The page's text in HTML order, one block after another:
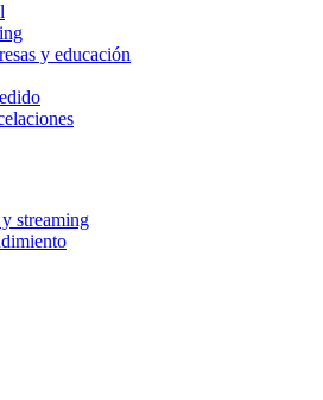
y educación
streaming